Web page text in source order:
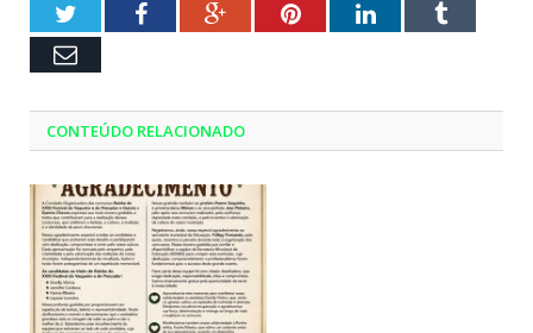
TwitterFacebookGoogle+PinterestLinkedInTumblr
Email
CONTEÚDO RELACIONADO